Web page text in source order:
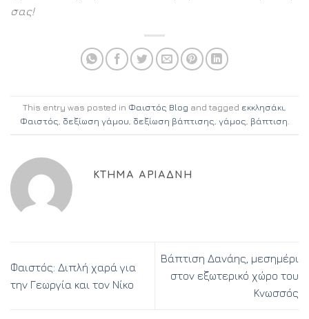
σας!
This entry was posted in Φαιστός Blog and tagged εκκλησάκι,
Φαιστός, δεξίωση γάμου, δεξίωση βάπτισης, γάμος, βάπτιση.
ΚΤΉΜΑ ΑΡΙΆΔΝΗ
Φαιστός: Διπλή χαρά για
την Γεωργία και τον Νίκο
Βάπτιση Δανάης, μεσημέρι
στον εξωτερικό χώρο του
Κνωσσός